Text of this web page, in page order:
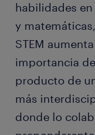
habilidades
y
STEM
importancia
producto de
más
donde lo